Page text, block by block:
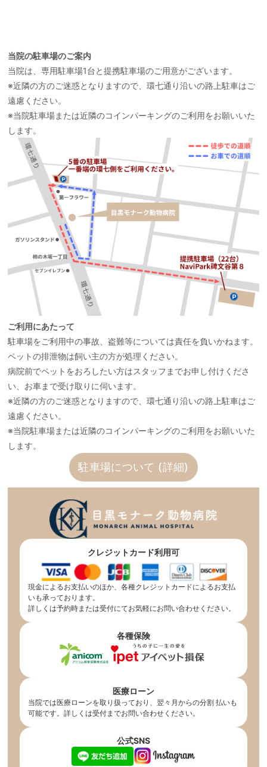
当院の駐車場のご案内
当院は、専用駐車場1台と提携駐車場のご用意がございます。
※近隣の方のご迷惑となりますので、環七通り沿いの路上駐車はご
遠慮ください。
※当院駐車場または近隣のコインパーキングのご利用をお願いいた
します。
ご利用にあたって
駐車場をご利用中の事故、盗難等については責任を負いかねます。
ペットの排泄物は飼い主の方が処理ください。
病院前でペットをおろしたい方はスタッフまでお申し付けくださ
い、お車まで受け取りに伺います。
※近隣の方のご迷惑となりますので、環七通り沿いの路上駐車はご
遠慮ください。
※当院駐車場または近隣のコインパーキングのご利用をお願いいた
します。
駐車場について (詳細)
クレジットカード利用可
現金によるお支払いのほか、各種クレジットカードによるお支払
いも承っております。
詳しくは予約時または受付にてお気軽にお問い合わせください。
各種保険
医療ローン
当院では医療ローンを取り扱っており、翌々月からの分割 払いも
可能です。詳しくは受付までお問い合わせください。
公式SNS